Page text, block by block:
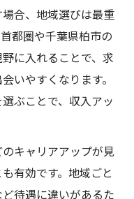
合、地域選びは最重
都圏や千葉県柏市の
に入れることで、求
いやすくなります。
ぶことで、収入アッ
キャリアアップが見
有効です。地域ごと